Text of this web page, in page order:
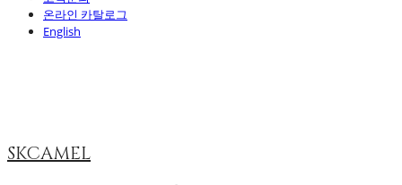
온라인 카탈로그
English
SKCAMEL